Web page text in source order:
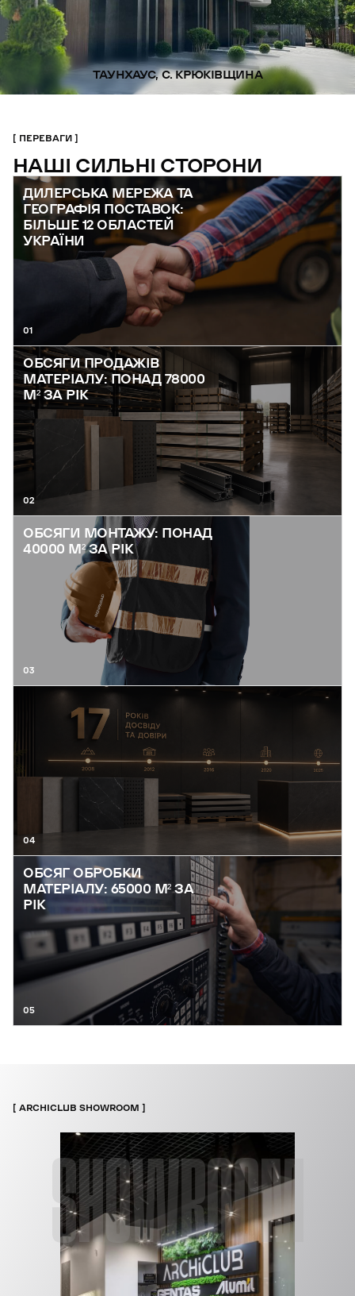
ТАУНХАУС, С. КРЮКІВЩИНА
ПЕРЕВАГИ
НАШІ СИЛЬНІ СТОРОНИ
ДИЛЕРСЬКА МЕРЕЖА ТА
ГЕОГРАФІЯ ПОСТАВОК:
БІЛЬШЕ 12 ОБЛАСТЕЙ
УКРАЇНИ
01
ОБСЯГИ ПРОДАЖІВ
МАТЕРІАЛУ: ПОНАД 78000
М² ЗА РІК
02
ОБСЯГИ МОНТАЖУ: ПОНАД
40000 М² ЗА РІК
03
04
ОБСЯГ ОБРОБКИ
МАТЕРІАЛУ: 65000 М² ЗА
РІК
05
SHOWROOM
ARCHICLUB SHOWROOM